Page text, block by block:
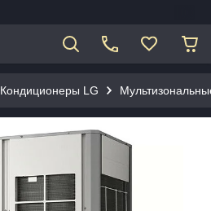
Кондиционеры LG